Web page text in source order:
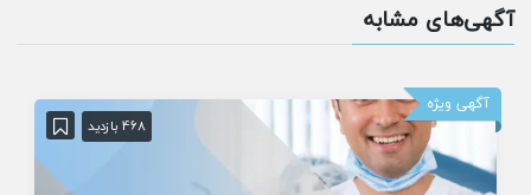
آگهی‌های مشابه
آگهی ویژه
468 بازدید